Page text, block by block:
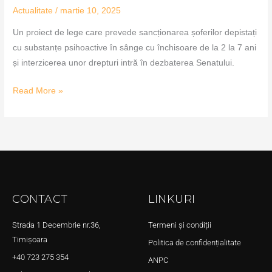
Actualitate / martie 10, 2025
Un proiect de lege care prevede sancționarea șoferilor depistați
cu substanțe psihoactive în sânge cu închisoare de la 2 la 7 ani
și interzicerea unor drepturi intră în dezbaterea Senatului.
Read More »
CONTACT
Strada 1 Decembrie nr.36,
Timișoara
+40 723 275 354
LINKURI
Termeni și condiții
Politica de confidențialitate
ANPC